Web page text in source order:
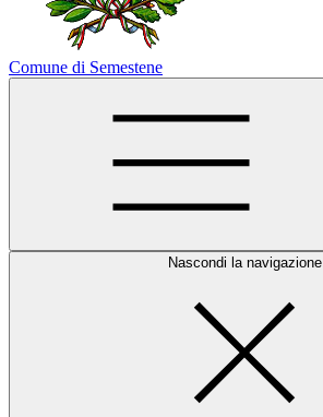
Comune di Semestene
Nascondi la navigazione